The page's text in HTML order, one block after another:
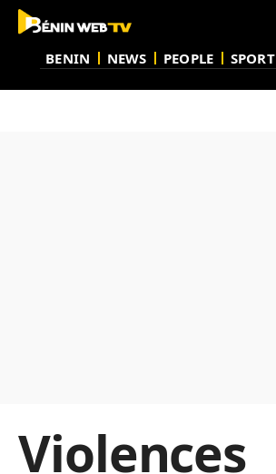
BENIN NEWS PEOPLE SPORT
Violences